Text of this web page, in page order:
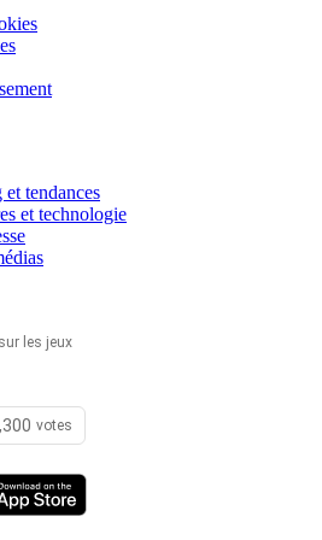
tendances
et technologie
les jeux
votes